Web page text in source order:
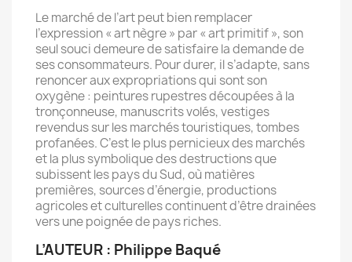
Le marché de l’art peut bien remplacer
l’expression « art nègre » par « art primitif », son
seul souci demeure de satisfaire la demande de
ses consommateurs. Pour durer, il s’adapte, sans
renoncer aux expropriations qui sont son
oxygène : peintures rupestres découpées à la
tronçonneuse, manuscrits volés, vestiges
revendus sur les marchés touristiques, tombes
profanées. C’est le plus pernicieux des marchés
et la plus symbolique des destructions que
subissent les pays du Sud, où matières
premières, sources d’énergie, productions
agricoles et culturelles continuent d’être drainées
vers une poignée de pays riches.
L’AUTEUR : Philippe Baqué